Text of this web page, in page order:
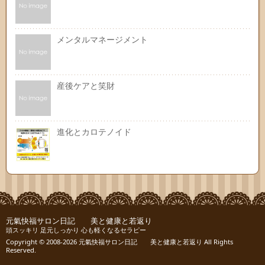
メンタルマネージメント
産後ケアと笑財
進化とカロテノイド
元氣快福サロン日記 美と健康と若返り
頭スッキリ 足元しっかり 心も軽くなるセラピー
Copyright © 2008-2026 元氣快福サロン日記 美と健康と若返り All Rights
Reserved.